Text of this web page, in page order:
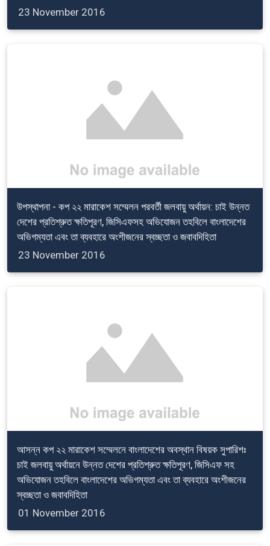
23 November 2016
উপস্থাপনা - কপ ২২ মারাকেশ সম্মেলন পরবর্তী জলবায়ু অর্থায়ন: চাই উন্নত
দেশের প্রতিশ্রুত ক্ষতিপূরণ, জিসিএফসহ অভিযোজন তহবিলে বাংলাদেশের
অভিগম্যতা এবং তা ব্যবহারে অংশীজনের স্বচ্ছতা ও জবাবদিহিতা
23 November 2016
আসন্ন কপ ২২ মারাকেশ সম্মেলনে বাংলাদেশের অবস্থান বিষয়ক সুপারিশঃ
চাই জলবায়ু অর্থায়নে উন্নত দেশের প্রতিশ্রুত ক্ষতিপূরণ, জিসিএফ সহ
অভিযোজন তহবিলে বাংলাদেশের অভিগম্যতা এবং তা ব্যবহারে অংশীজনের
স্বচ্ছতা ও জবাবদিহিতা
01 November 2016